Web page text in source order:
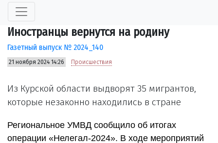
Иностранцы вернутся на родину
Газетный выпуск № 2024_140
21 ноября 2024 14:26 Происшествия
Из Курской области выдворят 35 мигрантов,
которые незаконно находились в стране
Региональное УМВД сообщило об итогах
операции «Нелегал-2024». В ходе мероприятий